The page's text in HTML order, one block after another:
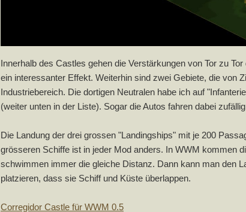
Innerhalb des Castles gehen die Verstärkungen von Tor zu
ein interessanter Effekt. Weiterhin sind zwei Gebiete, die von
Industriebereich. Die dortigen Neutralen habe ich auf
(weiter unten in der Liste). Sogar die Autos fahren dabei
Die Landung der drei grossen "Landingships" mit je 200
grösseren Schiffe ist in jeder Mod anders. In WWM kommen
schwimmen immer die gleiche Distanz. Dann kann man den
platzieren, dass sie Schiff und Küste überlappen.
Corregidor Castle für WWM 0.5